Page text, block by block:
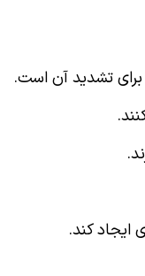
برای تشدید آن است.
ایجاد کند.